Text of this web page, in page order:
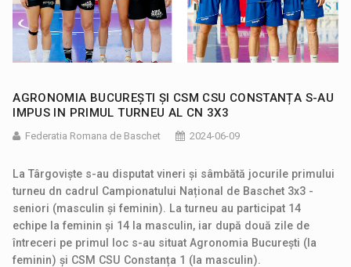
AGRONOMIA BUCUREȘTI ȘI CSM CSU CONSTANȚA S-AU
IMPUS IN PRIMUL TURNEU AL CN 3X3
Federatia Romana de Baschet 2024-06-09
La Târgoviște s-au disputat vineri și sâmbătă jocurile primului
turneu dn cadrul Campionatului Național de Baschet 3x3 -
seniori (masculin și feminin). La turneu au participat 14
echipe la feminin și 14 la masculin, iar după două zile de
întreceri pe primul loc s-au situat Agronomia București (la
feminin) și CSM CSU Constanța 1 (la masculin).